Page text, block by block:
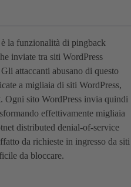
la funzionalità di pingback
inviate tra siti WordPress
attaccanti abusano di questo
a migliaia di siti WordPress,
Ogni sito WordPress invia quindi
effettivamente migliaia
distributed denial-of-service
da richieste in ingresso da siti
da bloccare.